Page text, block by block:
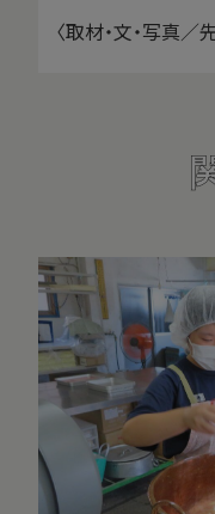
〈取材・文・写真